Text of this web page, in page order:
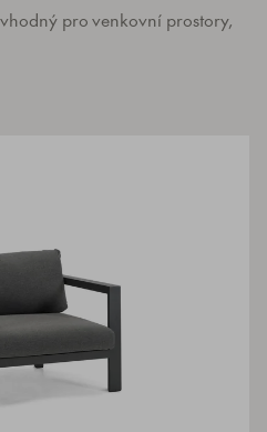
pro venkovní prostory,